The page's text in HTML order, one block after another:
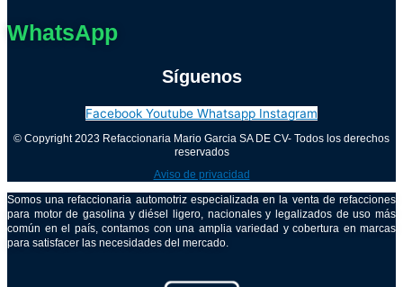
WhatsApp
Síguenos
Facebook Youtube Whatsapp Instagram
© Copyright 2023 Refaccionaria Mario Garcia SA DE CV- Todos los derechos
reservados
Aviso de privacidad
Somos una refaccionaria automotriz especializada en la venta de refacciones
para motor de gasolina y diésel ligero, nacionales y legalizados de uso más
común en el país, contamos con una amplia variedad y cobertura en marcas
para satisfacer las necesidades del mercado.